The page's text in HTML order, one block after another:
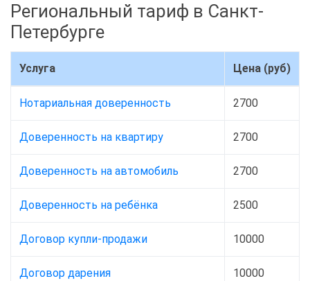
Региональный тариф в Санкт-
Петербурге
Услуга Цена (руб)
Нотариальная доверенность 2700
Доверенность на квартиру 2700
Доверенность на автомобиль 2700
Доверенность на ребёнка 2500
Договор купли-продажи 10000
Договор дарения 10000